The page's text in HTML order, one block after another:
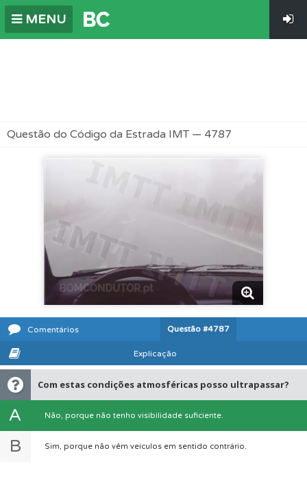
MENU
Questão do Código da Estrada IMT — 4787
Comentários Questão #4787
Explicação
Com estas condições atmosféricas posso ultrapassar?
A Não, porque não tenho visibilidade suficiente.
B Sim, porque não vêm veículos em sentido contrário.